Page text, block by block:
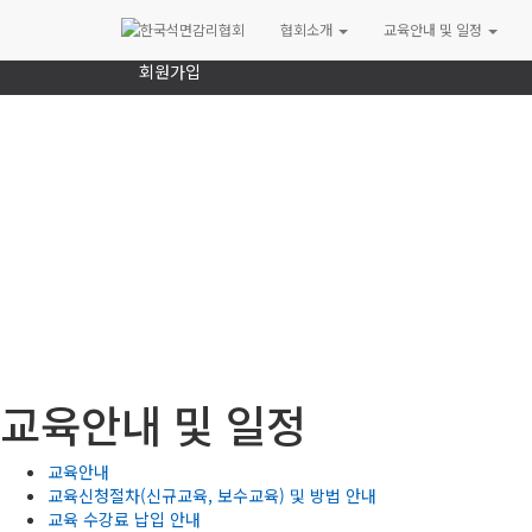
로그인
회원가입
협회소개 교육안내 및 일정
교육안내 및 일정
교육안내
교육신청절차(신규교육, 보수교육) 및 방법 안내
교육 수강료 납입 안내